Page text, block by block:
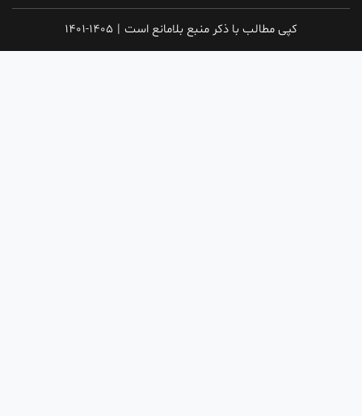
کپی مطالب با ذکر منبع بلامانع است |
1401-1405